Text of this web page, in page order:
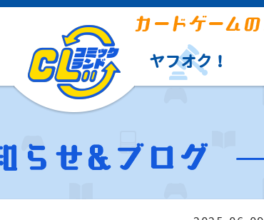
ヤフオク！